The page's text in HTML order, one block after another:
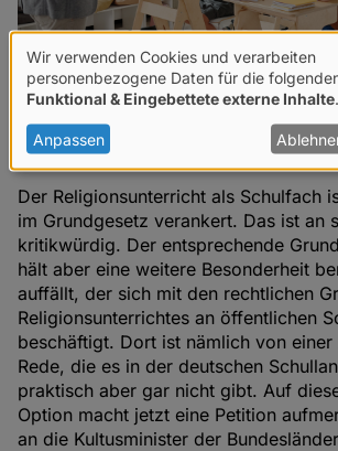
"Kein Religionsunterricht an
Schulen!"
Der Religionsunterricht als Schulfach
im Grundgesetz verankert. Das ist an
kritikwürdig. Der entsprechende
hält aber eine weitere Besonderheit
auffällt, der sich mit den rechtlichen
Religionsunterrichtes an öffentlichen
beschäftigt. Dort ist nämlich von einer
Rede, die es in der deutschen
praktisch aber gar nicht gibt. Auf
Option macht jetzt eine Petition
an die Kultusminister der
Verwendung
von
personenbezogenen
Daten
und
Cookies
Wir verwenden Cookies und verarbeiten
personenbezogene Daten für die
Funktional & Eingebettete externe Inhalte.
Anpassen